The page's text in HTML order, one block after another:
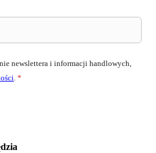
newslettera i informacji handlowych,
. *